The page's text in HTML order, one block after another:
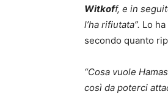
Witkoff, e in
l’ha rifiutata”. Lo
secondo quanto
“Cosa vuole
così da poterci